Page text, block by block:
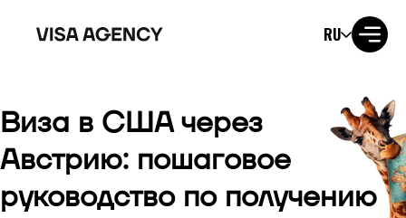
RU
Виза в США
Виза в Великобританию
Виза в США через
Австрию: пошаговое
руководство по получению